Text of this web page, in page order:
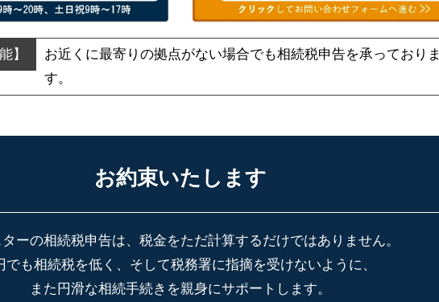
お近くに最寄りの拠点がない場合でも相続税申告を承っておりま
す。
お約束いたします
ーの相続税申告は、税金をただ計算するだけではありません。
でも相続税を低く、そして税務署に指摘を受けないように、
また円滑な相続手続きを親身にサポートします。